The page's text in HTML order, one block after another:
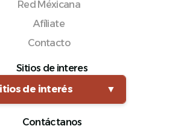
Red Méxicana
Afíliate
Contacto
Sitios de interes
de interés
▼
Contáctanos